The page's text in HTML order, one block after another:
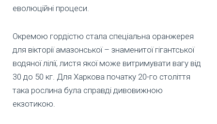
еволюційні процеси.
Окремою гордістю стала спеціальна оранжерея
для вікторії амазонської – знаменитої гігантської
водяної лілії, листя якої може витримувати вагу від
30 до 50 кг. Для Харкова початку 20-го століття
така рослина була справді дивовижною
екзотикою.